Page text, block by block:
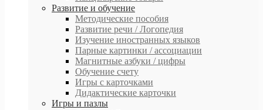
Развитие и обучение
Методические пособия
Развитие речи / Логопедия
Изучение иностранных языков
Парные картинки / ассоциации
Магнитные азбуки / цифры
Обучение счету
Игры с карточками
Дидактические карточки
Игры и пазлы